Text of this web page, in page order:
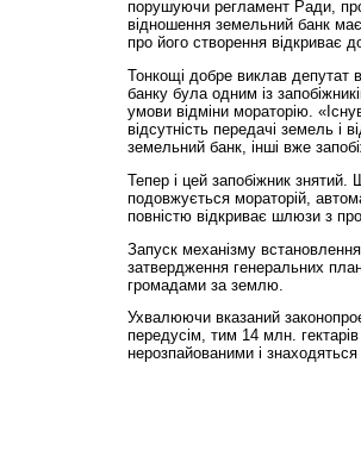
порушуючи регламент Ради,
відношення земельний банк
про його створення відкриває
Тонкощі добре виклав депутат
банку була одним із
умови відміни мораторію.
відсутність передачі земель і
земельний банк, інші вже
Тепер і цей запобіжник
подовжується мораторій,
повністю відкриває шлюзи з
Запуск механізму
затвердження генеральних
громадами за землю.
Ухвалюючи вказаний
передусім, тим 14 млн.
нерозпайованими і